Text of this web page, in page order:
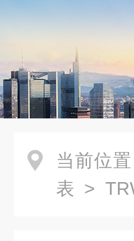
当前位置
表 >